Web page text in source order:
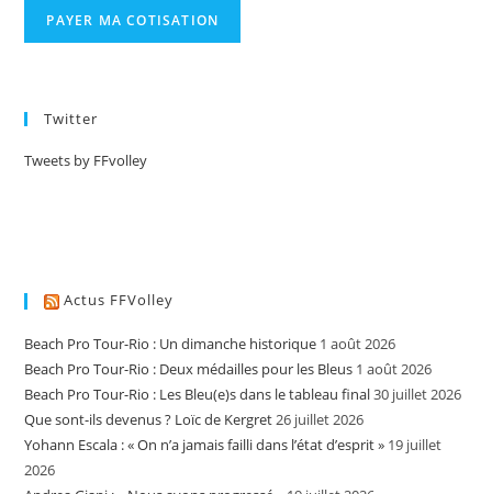
Twitter
Tweets by FFvolley
Actus FFVolley
Beach Pro Tour-Rio : Un dimanche historique 1 août 2026
Beach Pro Tour-Rio : Deux médailles pour les Bleus 1 août 2026
Beach Pro Tour-Rio : Les Bleu(e)s dans le tableau final30 juillet 2026
Que sont-ils devenus ? Loïc de Kergret 26 juillet 2026
Yohann Escala : « On n’a jamais failli dans l’état d’esprit » 19 juillet
2026